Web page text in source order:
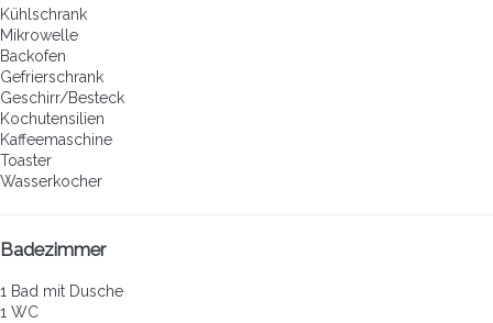
Kühlschrank
Mikrowelle
Backofen
Gefrierschrank
Geschirr/Besteck
Kochutensilien
Kaffeemaschine
Toaster
Wasserkocher
Badezimmer
1 Bad mit Dusche
1 WC